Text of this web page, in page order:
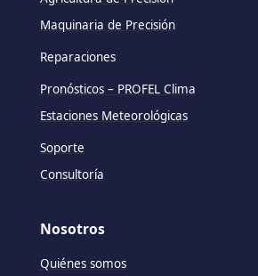
Maquinaria de Precisión
Reparaciones
Pronósticos – PROFEL Clima
Estaciones Meteorológicas
Soporte
Consultoría
Nosotros
Quiénes somos